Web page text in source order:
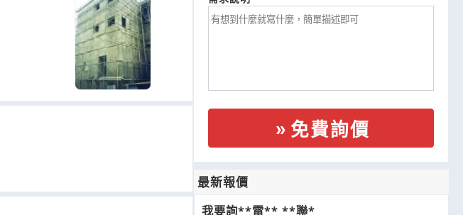
免費詢價
最新報價
我要詢**雷** **聯*